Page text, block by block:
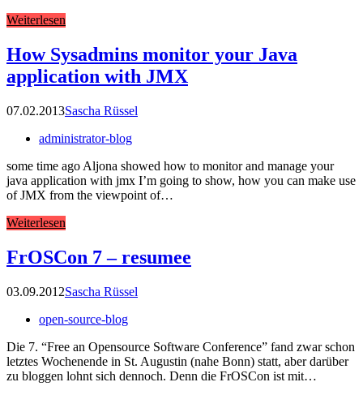
Weiterlesen
How Sysadmins monitor your Java
application with JMX
07.02.2013Sascha Rüssel
administrator-blog
some time ago Aljona showed how to monitor and manage your
java application with jmx I’m going to show, how you can make use
of JMX from the viewpoint of…
Weiterlesen
FrOSCon 7 – resumee
03.09.2012Sascha Rüssel
open-source-blog
Die 7. “Free an Opensource Software Conference” fand zwar schon
letztes Wochenende in St. Augustin (nahe Bonn) statt, aber darüber
zu bloggen lohnt sich dennoch. Denn die FrOSCon ist mit…